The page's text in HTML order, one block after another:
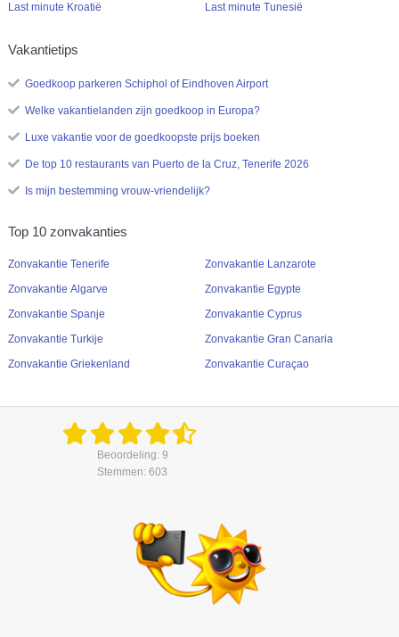
Last minute Kroatië
Last minute Tunesië
Vakantietips
Goedkoop parkeren Schiphol of Eindhoven Airport
Welke vakantielanden zijn goedkoop in Europa?
Luxe vakantie voor de goedkoopste prijs boeken
De top 10 restaurants van Puerto de la Cruz, Tenerife 2026
Is mijn bestemming vrouw-vriendelijk?
Top 10 zonvakanties
Zonvakantie Tenerife
Zonvakantie Algarve
Zonvakantie Spanje
Zonvakantie Turkije
Zonvakantie Griekenland
Zonvakantie Lanzarote
Zonvakantie Egypte
Zonvakantie Cyprus
Zonvakantie Gran Canaria
Zonvakantie Curaçao
Beoordeling: 9
Stemmen: 603